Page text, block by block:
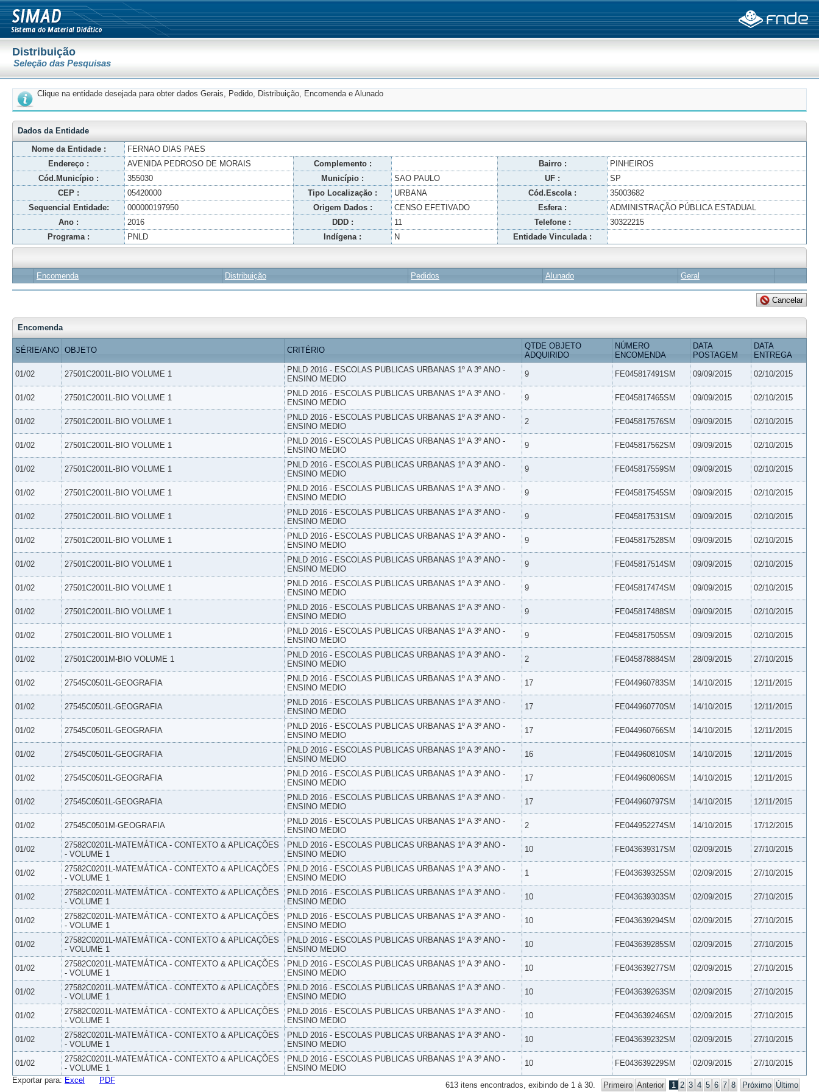
Distribuição
Seleção das Pesquisas
Clique na entidade desejada para obter dados Gerais, Pedido, Distribuição, Encomenda e Alunado
Dados da Entidade
Nome da Entidade :
FERNAO DIAS PAES
Endereço :
AVENIDA PEDROSO DE MORAIS Complemento : Bairro :
PINHEIROS
Cód.Município :
355030 Município : SAO PAULO UF :
SP
CEP :
05420000 Tipo Localização : URBANA Cód.Escola :
35003682
Sequencial Entidade:
000000197950 Origem Dados : CENSO EFETIVADO Esfera :
ADMINISTRAÇÃO PÚBLICA ESTADUAL
Ano :
2016 DDD : 11 Telefone :
30322215
Programa :
PNLD Indígena : N Entidade Vinculada :
Encomenda Distribuição Pedidos Alunado Geral
Encomenda
SÉRIE/ANO OBJETO CRITÉRIO
QTDE OBJETO
ADQUIRIDO
NÚMERO
ENCOMENDA
DATA
POSTAGEM
DATA
ENTREGA
01/02 27501C2001L-BIO VOLUME 1
PNLD 2016 - ESCOLAS PUBLICAS URBANAS 1º A 3º ANO -
ENSINO MEDIO
9 FE045817491SM 09/09/2015 02/10/2015
01/02 27501C2001L-BIO VOLUME 1
PNLD 2016 - ESCOLAS PUBLICAS URBANAS 1º A 3º ANO -
ENSINO MEDIO
9 FE045817465SM 09/09/2015 02/10/2015
01/02 27501C2001L-BIO VOLUME 1
PNLD 2016 - ESCOLAS PUBLICAS URBANAS 1º A 3º ANO -
ENSINO MEDIO
2 FE045817576SM 09/09/2015 02/10/2015
01/02 27501C2001L-BIO VOLUME 1
PNLD 2016 - ESCOLAS PUBLICAS URBANAS 1º A 3º ANO -
ENSINO MEDIO
9 FE045817562SM 09/09/2015 02/10/2015
01/02 27501C2001L-BIO VOLUME 1
PNLD 2016 - ESCOLAS PUBLICAS URBANAS 1º A 3º ANO -
ENSINO MEDIO
9 FE045817559SM 09/09/2015 02/10/2015
01/02 27501C2001L-BIO VOLUME 1
PNLD 2016 - ESCOLAS PUBLICAS URBANAS 1º A 3º ANO -
ENSINO MEDIO
9 FE045817545SM 09/09/2015 02/10/2015
01/02 27501C2001L-BIO VOLUME 1
PNLD 2016 - ESCOLAS PUBLICAS URBANAS 1º A 3º ANO -
ENSINO MEDIO
9 FE045817531SM 09/09/2015 02/10/2015
01/02 27501C2001L-BIO VOLUME 1
PNLD 2016 - ESCOLAS PUBLICAS URBANAS 1º A 3º ANO -
ENSINO MEDIO
9 FE045817528SM 09/09/2015 02/10/2015
01/02 27501C2001L-BIO VOLUME 1
PNLD 2016 - ESCOLAS PUBLICAS URBANAS 1º A 3º ANO -
ENSINO MEDIO
9 FE045817514SM 09/09/2015 02/10/2015
01/02 27501C2001L-BIO VOLUME 1
PNLD 2016 - ESCOLAS PUBLICAS URBANAS 1º A 3º ANO -
ENSINO MEDIO
9 FE045817474SM 09/09/2015 02/10/2015
01/02 27501C2001L-BIO VOLUME 1
PNLD 2016 - ESCOLAS PUBLICAS URBANAS 1º A 3º ANO -
ENSINO MEDIO
9 FE045817488SM 09/09/2015 02/10/2015
01/02 27501C2001L-BIO VOLUME 1
PNLD 2016 - ESCOLAS PUBLICAS URBANAS 1º A 3º ANO -
ENSINO MEDIO
9 FE045817505SM 09/09/2015 02/10/2015
01/02 27501C2001M-BIO VOLUME 1
PNLD 2016 - ESCOLAS PUBLICAS URBANAS 1º A 3º ANO -
ENSINO MEDIO
2 FE045878884SM 28/09/2015 27/10/2015
01/02 27545C0501L-GEOGRAFIA
PNLD 2016 - ESCOLAS PUBLICAS URBANAS 1º A 3º ANO -
ENSINO MEDIO
17 FE044960783SM 14/10/2015 12/11/2015
01/02 27545C0501L-GEOGRAFIA
PNLD 2016 - ESCOLAS PUBLICAS URBANAS 1º A 3º ANO -
ENSINO MEDIO
17 FE044960770SM 14/10/2015 12/11/2015
01/02 27545C0501L-GEOGRAFIA
PNLD 2016 - ESCOLAS PUBLICAS URBANAS 1º A 3º ANO -
ENSINO MEDIO
17 FE044960766SM 14/10/2015 12/11/2015
01/02 27545C0501L-GEOGRAFIA
PNLD 2016 - ESCOLAS PUBLICAS URBANAS 1º A 3º ANO -
ENSINO MEDIO
16 FE044960810SM 14/10/2015 12/11/2015
01/02 27545C0501L-GEOGRAFIA
PNLD 2016 - ESCOLAS PUBLICAS URBANAS 1º A 3º ANO -
ENSINO MEDIO
17 FE044960806SM 14/10/2015 12/11/2015
01/02 27545C0501L-GEOGRAFIA
PNLD 2016 - ESCOLAS PUBLICAS URBANAS 1º A 3º ANO -
ENSINO MEDIO
17 FE044960797SM 14/10/2015 12/11/2015
01/02 27545C0501M-GEOGRAFIA
PNLD 2016 - ESCOLAS PUBLICAS URBANAS 1º A 3º ANO -
ENSINO MEDIO
2 FE044952274SM 14/10/2015 17/12/2015
01/02
27582C0201L-MATEMÁTICA - CONTEXTO & APLICAÇÕES
- VOLUME 1
PNLD 2016 - ESCOLAS PUBLICAS URBANAS 1º A 3º ANO -
ENSINO MEDIO
10 FE043639317SM 02/09/2015 27/10/2015
01/02
27582C0201L-MATEMÁTICA - CONTEXTO & APLICAÇÕES
- VOLUME 1
PNLD 2016 - ESCOLAS PUBLICAS URBANAS 1º A 3º ANO -
ENSINO MEDIO
1 FE043639325SM 02/09/2015 27/10/2015
01/02
27582C0201L-MATEMÁTICA - CONTEXTO & APLICAÇÕES
- VOLUME 1
PNLD 2016 - ESCOLAS PUBLICAS URBANAS 1º A 3º ANO -
ENSINO MEDIO
10 FE043639303SM 02/09/2015 27/10/2015
01/02
27582C0201L-MATEMÁTICA - CONTEXTO & APLICAÇÕES
- VOLUME 1
PNLD 2016 - ESCOLAS PUBLICAS URBANAS 1º A 3º ANO -
ENSINO MEDIO
10 FE043639294SM 02/09/2015 27/10/2015
01/02
27582C0201L-MATEMÁTICA - CONTEXTO & APLICAÇÕES
- VOLUME 1
PNLD 2016 - ESCOLAS PUBLICAS URBANAS 1º A 3º ANO -
ENSINO MEDIO
10 FE043639285SM 02/09/2015 27/10/2015
01/02
27582C0201L-MATEMÁTICA - CONTEXTO & APLICAÇÕES
- VOLUME 1
PNLD 2016 - ESCOLAS PUBLICAS URBANAS 1º A 3º ANO -
ENSINO MEDIO
10 FE043639277SM 02/09/2015 27/10/2015
01/02
27582C0201L-MATEMÁTICA - CONTEXTO & APLICAÇÕES
- VOLUME 1
PNLD 2016 - ESCOLAS PUBLICAS URBANAS 1º A 3º ANO -
ENSINO MEDIO
10 FE043639263SM 02/09/2015 27/10/2015
01/02
27582C0201L-MATEMÁTICA - CONTEXTO & APLICAÇÕES
- VOLUME 1
PNLD 2016 - ESCOLAS PUBLICAS URBANAS 1º A 3º ANO -
ENSINO MEDIO
10 FE043639246SM 02/09/2015 27/10/2015
01/02
27582C0201L-MATEMÁTICA - CONTEXTO & APLICAÇÕES
- VOLUME 1
PNLD 2016 - ESCOLAS PUBLICAS URBANAS 1º A 3º ANO -
ENSINO MEDIO
10 FE043639232SM 02/09/2015 27/10/2015
01/02
27582C0201L-MATEMÁTICA - CONTEXTO & APLICAÇÕES
- VOLUME 1
PNLD 2016 - ESCOLAS PUBLICAS URBANAS 1º A 3º ANO -
ENSINO MEDIO
10 FE043639229SM 02/09/2015 27/10/2015
613 itens encontrados, exibindo de 1 à 30. Primeiro Anterior 1 2 3 4 5 6 7 8 Próximo Último
Exportar para: Excel PDF